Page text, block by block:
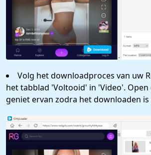
Volg het downloadproces van uw
het tabblad 'Voltooid' in 'Video'. Open
geniet ervan zodra het downloaden